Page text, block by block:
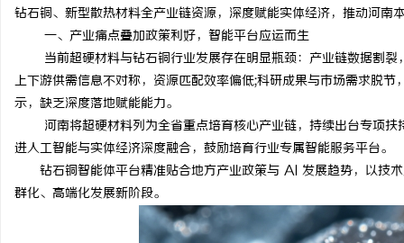
钻石铜、新型散热材料全产业链资源，深度赋能实体经济，推动河南
一、产业痛点叠加政策利好，智能平台应运而生
当前超硬材料与钻石铜行业发展存在明显瓶颈：产业链数据割
上下游供需信息不对称，资源匹配效率偏低;科研成果与市场需求脱
示，缺乏深度落地赋能能力。
河南将超硬材料列为全省重点培育核心产业链，持续出台专项
进人工智能与实体经济深度融合，鼓励培育行业专属智能服务平台。
钻石铜智能体平台精准贴合地方产业政策与 AI 发展趋势，以技
群化、高端化发展新阶段。